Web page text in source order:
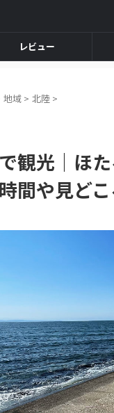
レビュー
地域 > 北陸 >
観光｜ほ
間や見どこ